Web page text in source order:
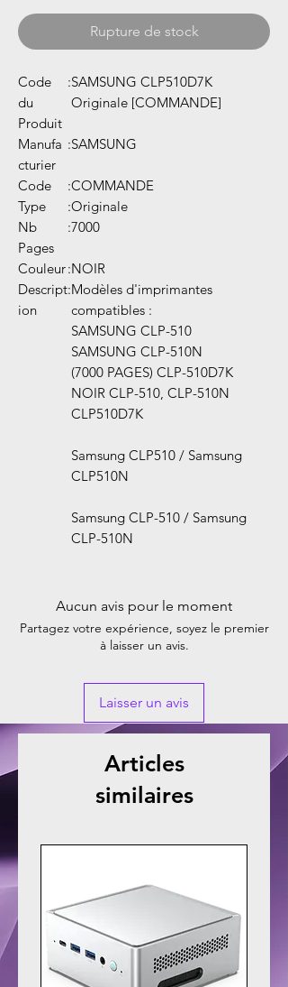
Rupture de stock
Code
du
Produit
:SAMSUNG CLP510D7K
Originale [COMMANDE]
Manufa
cturier
:SAMSUNG
Code :COMMANDE
Type
:Originale
Nb
Pages
:7000
Couleur:NOIR
Descript
ion
:Modèles d'imprimantes
compatibles :
SAMSUNG CLP-510
SAMSUNG CLP-510N
(7000 PAGES) CLP-510D7K
NOIR CLP-510, CLP-510N
CLP510D7K
Samsung CLP510 / Samsung
CLP510N
Samsung CLP-510 / Samsung
CLP-510N
Aucun avis pour le moment
Partagez votre expérience, soyez le premier
à laisser un avis.
Laisser un avis
Articles
similaires